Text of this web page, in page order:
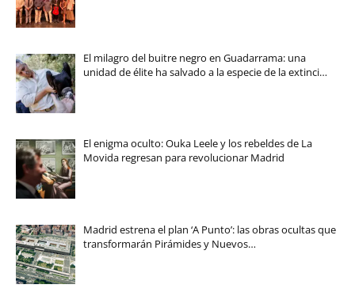
El milagro del buitre negro en Guadarrama: una
unidad de élite ha salvado a la especie de la extinci…
El enigma oculto: Ouka Leele y los rebeldes de La
Movida regresan para revolucionar Madrid
Madrid estrena el plan ‘A Punto’: las obras ocultas que
transformarán Pirámides y Nuevos…